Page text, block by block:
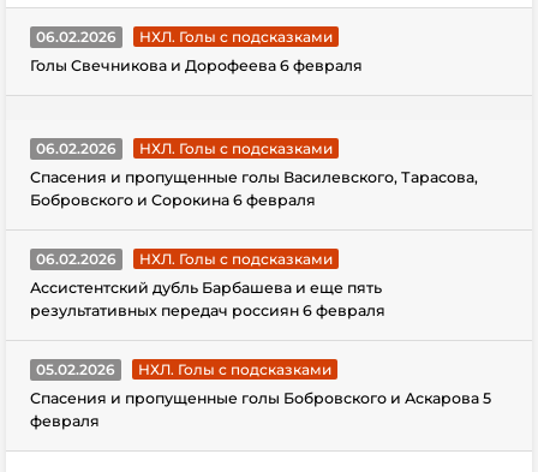
06.02.2026
НХЛ. Голы с подсказками
Голы Свечникова и Дорофеева 6 февраля
06.02.2026
НХЛ. Голы с подсказками
Спасения и пропущенные голы Василевского, Тарасова,
Бобровского и Сорокина 6 февраля
06.02.2026
НХЛ. Голы с подсказками
Ассистентский дубль Барбашева и еще пять
результативных передач россиян 6 февраля
05.02.2026
НХЛ. Голы с подсказками
Спасения и пропущенные голы Бобровского и Аскарова 5
февраля